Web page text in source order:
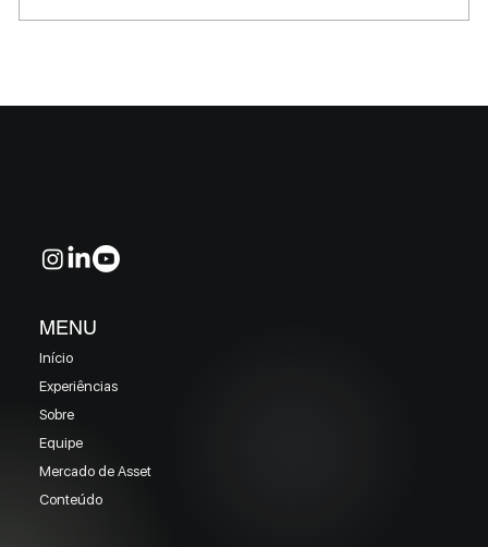
Início
Experiências
Sobre
Equipe
Mercado de Asset
Conteúdo
MENU